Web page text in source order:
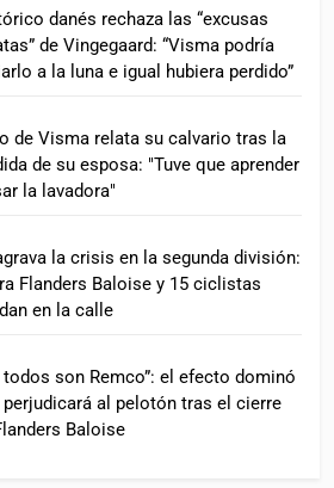
danés rechaza las “excusas
de Vingegaard: “Visma podría
a la luna e igual hubiera perdido”
de Visma relata su calvario tras la
de su esposa: "Tuve que aprender
la lavadora"
la crisis en la segunda división:
Flanders Baloise y 15 ciclistas
en la calle
todos son Remco”: el efecto dominó
perjudicará al pelotón tras el cierre
Baloise